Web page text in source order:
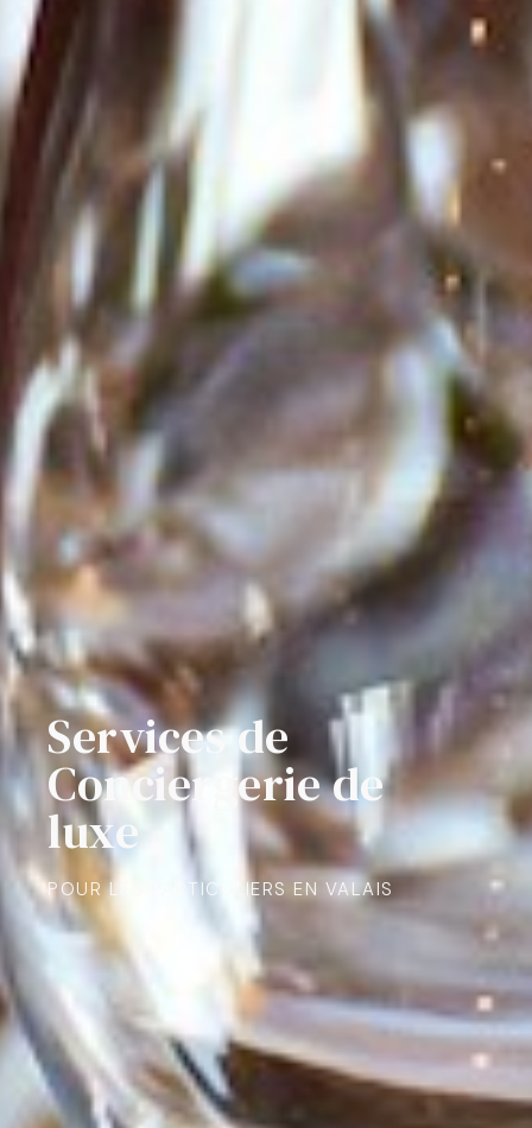
Services de
Conciergerie de
luxe
POUR LES PARTICULIERS EN VALAIS